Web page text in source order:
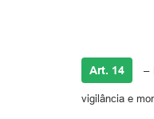
Art. 14 –
vigilância e